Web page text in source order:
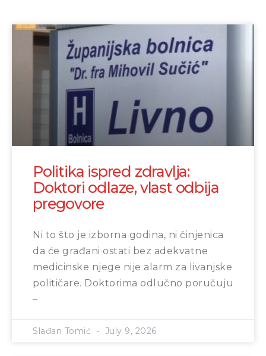
Politika ispred zdravlja:
Doktori odlaze, vlast odbija
pregovore
Ni to što je izborna godina, ni činjenica
da će građani ostati bez adekvatne
medicinske njege nije alarm za livanjske
političare. Doktorima odlučno poručuju
–
Slađan Tomić July 9, 2026